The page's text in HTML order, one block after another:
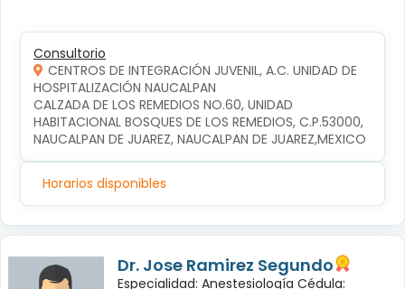
Consultorio
CENTROS DE INTEGRACIÓN JUVENIL, A.C. UNIDAD DE
HOSPITALIZACIÓN NAUCALPAN
CALZADA DE LOS REMEDIOS NO.60, UNIDAD
HABITACIONAL BOSQUES DE LOS REMEDIOS, C.P.53000,
NAUCALPAN DE JUAREZ, NAUCALPAN DE JUAREZ,MEXICO
Horarios disponibles
Dr. Jose Ramirez Segundo
Especialidad: Anestesiología Cédula: